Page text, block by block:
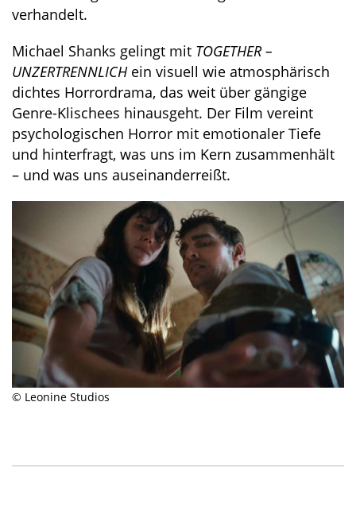
verhandelt.
Michael Shanks gelingt mit TOGETHER –
UNZERTRENNLICHein visuell wie atmosphärisch
dichtes Horrordrama, das weit über gängige
Genre-Klischees hinausgeht. Der Film vereint
psychologischen Horror mit emotionaler Tiefe
und hinterfragt, was uns im Kern zusammenhält
– und was uns auseinanderreißt.
© Leonine Studios